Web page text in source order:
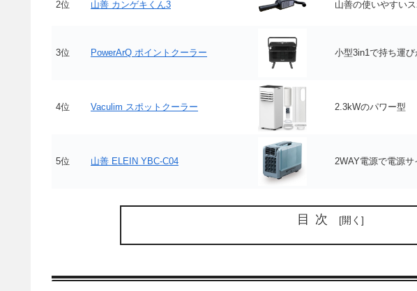
2位 山善 カンゲキくん3 山善の使いやすい
3位 PowerArQ ポイントクーラー 小型3in1で持ち運び
4位 Vaculim スポットクーラー 2.3kWのパワー型
5位 山善 ELEIN YBC-C04 2WAY電源で電源サ
目次